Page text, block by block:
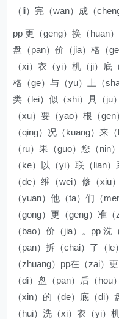
（li）完（wan）成（
pp 更（geng）换（huan
盘（pan）价（jia）格（
（xi）衣（yi）机（ji）底
格（ge）与（yu）上（
类（lei）似（shi）具（ju
（xu）要（yao）根（
（qing）况（kuang）来
（ru）果（guo）您（nin
（ke）以（yi）联（lian
（de）维（wei）修（xiu
（yuan）他（ta）们（
（gong）更（geng）准
（bao）价（jia）。pp
（pan）拆（chai）了（
（zhuang）pp在（zai）
（di）盘（pan）后（
（xin）的（de）底（di
（hui）洗（xi）衣（yi）